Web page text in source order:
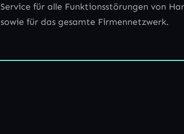
Service für alle Funktionsstörungen von
sowie für das gesamte Firmennetzwerk.